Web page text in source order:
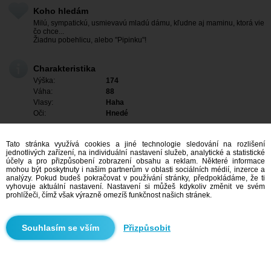
Koho hledám
Milú, sympatickú, usmievavú mladú dámu, kľudne aj maminu, ktorá vie
čo chce...
Žiadnu pobehlicu, alebo "Pipinku"!
Charakteristika
Výška:
174
Váha:
88
Vlasy:
Haha
Oči:
Hnedé
Mám zájem
Tato stránka využívá cookies a jiné technologie sledování na rozlišení
jednotlivých zařízení, na individuální nastavení služeb, analytické a statistické
účely a pro přizpůsobení zobrazení obsahu a reklam. Některé informace
mohou být poskytnuty i našim partnerům v oblasti sociálních médií, inzerce a
analýzy. Pokud budeš pokračovat v používání stránky, předpokládáme, že ti
vyhovuje aktuální nastavení. Nastavení si můžeš kdykoliv změnit ve svém
prohlížeči, čímž však výrazně omezíš funkčnost našich stránek.
Přizpůsobit